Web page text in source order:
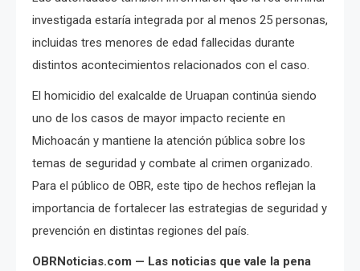
investigada estaría integrada por al menos 25 personas,
incluidas tres menores de edad fallecidas durante
distintos acontecimientos relacionados con el caso.
El homicidio del exalcalde de Uruapan continúa siendo
uno de los casos de mayor impacto reciente en
Michoacán y mantiene la atención pública sobre los
temas de seguridad y combate al crimen organizado.
Para el público de OBR, este tipo de hechos reflejan la
importancia de fortalecer las estrategias de seguridad y
prevención en distintas regiones del país.
OBRNoticias.com — Las noticias que vale la pena